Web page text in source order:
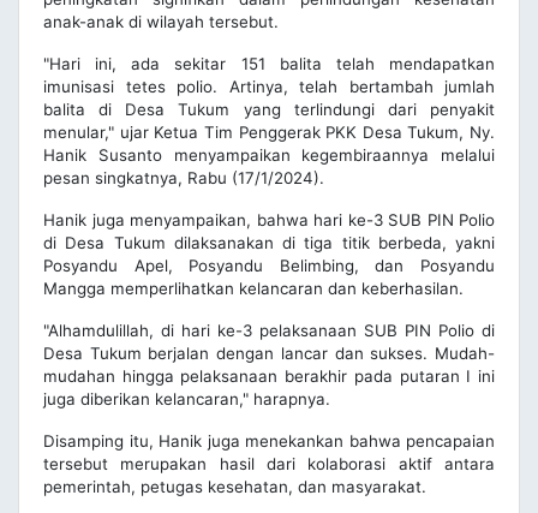
anak-anak di wilayah tersebut.
"Hari ini, ada sekitar 151 balita telah mendapatkan
imunisasi tetes polio. Artinya, telah bertambah jumlah
balita di Desa Tukum yang terlindungi dari penyakit
menular," ujar Ketua Tim Penggerak PKK Desa Tukum, Ny.
Hanik Susanto menyampaikan kegembiraannya melalui
pesan singkatnya, Rabu (17/1/2024).
Hanik juga menyampaikan, bahwa hari ke-3 SUB PIN Polio
di Desa Tukum dilaksanakan di tiga titik berbeda, yakni
Posyandu Apel, Posyandu Belimbing, dan Posyandu
Mangga memperlihatkan kelancaran dan keberhasilan.
"Alhamdulillah, di hari ke-3 pelaksanaan SUB PIN Polio di
Desa Tukum berjalan dengan lancar dan sukses. Mudah-
mudahan hingga pelaksanaan berakhir pada putaran I ini
juga diberikan kelancaran," harapnya.
Disamping itu, Hanik juga menekankan bahwa pencapaian
tersebut merupakan hasil dari kolaborasi aktif antara
pemerintah, petugas kesehatan, dan masyarakat.